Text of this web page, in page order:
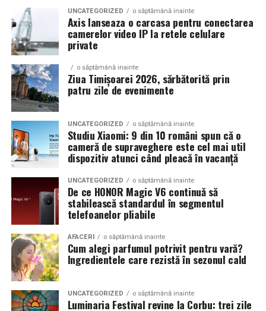
Echilibrul dintre estetica si utilizare reala
Un aspect specific evenimentelor auto din Cluj este
prezenta multor masini care nu sunt doar proiecte de
show, ci si vehicule utilizate zilnic. Proprietarii acestora
cauta solutii care sa le permita sa participe la
evenimente fara a sacrifica complet confortul sau
siguranta pe drumurile publice.
In acest context, anvelopele alese trebuie sa ofere un
echilibru intre aspect si functionalitate. Multi pasionati
opteaza pentru anvelope care arata bine la show, dar
care pot fi folosite si in conditii reale de trafic,
indiferent de vreme sau sezon.
De ce conteaza tipul de anvelopa la evenimentele din
Cluj
Clujul este un oras in care vremea poate fi imprevizibila,
iar drumurile din imprejurimi includ atat zone urbane,
cat si trasee montane sau colinare. O masina pregatita
de show trebuie sa ajunga la eveniment in siguranta si
UNCATEGORIZED o săptămână inainte
Axis lanseaza o carcasa pentru conectarea
camerelor video IP la retele celulare
private
o săptămână inainte
Ziua Timișoarei 2026, sărbătorită prin
patru zile de evenimente
UNCATEGORIZED o săptămână inainte
Studiu Xiaomi: 9 din 10 români spun că o
cameră de supraveghere este cel mai util
dispozitiv atunci când pleacă în vacanță
UNCATEGORIZED o săptămână inainte
De ce HONOR Magic V6 continuă să
stabilească standardul în segmentul
telefoanelor pliabile
AFACERI o săptămână inainte
Cum alegi parfumul potrivit pentru vară?
Ingredientele care rezistă în sezonul cald
UNCATEGORIZED o săptămână inainte
Luminaria Festival revine la Corbu: trei zile